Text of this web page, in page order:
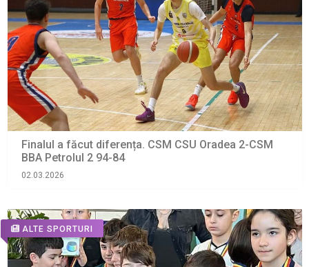
Finalul a făcut diferența. CSM CSU Oradea 2-CSM
BBA Petrolul 2 94-84
02.03.2026
ALTE SPORTURI